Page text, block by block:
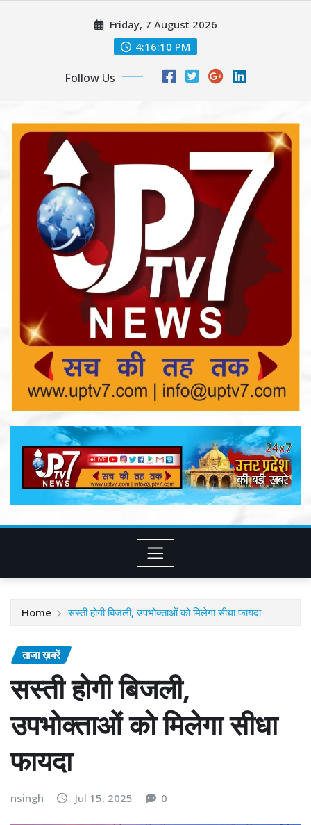
Friday, 7 August 2026
4:16:13 PM
Follow Us
Home सस्ती होगी बिजली, उपभोक्ताओं को मिलेगा सीधा फायदा
ताजा ख़बरें
सस्ती होगी बिजली,
उपभोक्ताओं को मिलेगा सीधा
फायदा
nsingh Jul 15, 2025 0